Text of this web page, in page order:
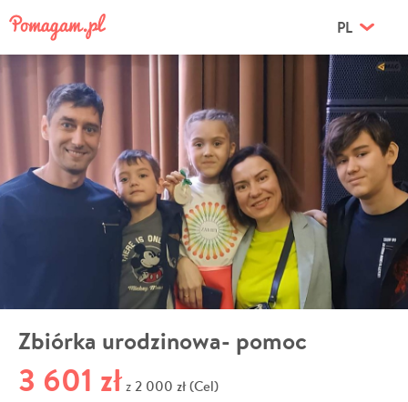
PL
Zbiórka urodzinowa- pomoc
3 601 zł z 2 000 zł (Cel)